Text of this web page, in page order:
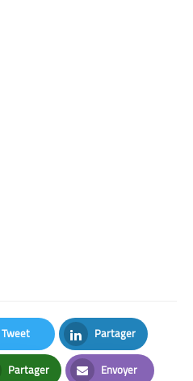
Tweet
Twitter
Partager
LinkedIn
Partager Envoyer